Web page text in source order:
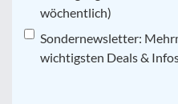
wöchentlich)
Sondernewsletter:
wichtigsten Deals &